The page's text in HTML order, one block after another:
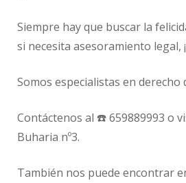
Siempre hay que buscar la
si necesita asesoramiento legal,
Somos especialistas en derecho
Contáctenos al ☎️ 659889993 o
Buharia nº3.
También nos puede encontrar